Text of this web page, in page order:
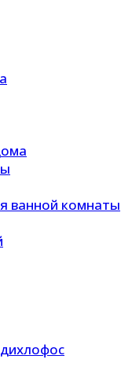
ванной комнаты